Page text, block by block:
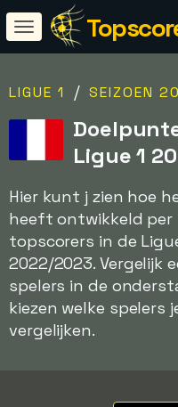
LIGUE 1 / SEIZOEN
Ligue 1
Hier kunt j zien hoe
heeft ontwikkeld per
topscorers in de
2022/2023. Vergelijk
spelers in de
kiezen welke spelers
vergelijken.